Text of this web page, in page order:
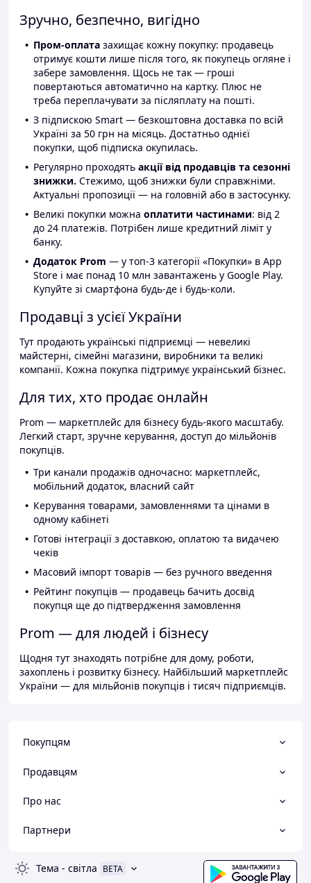
Зручно, безпечно, вигідно
Пром-оплата захищає кожну покупку: продавець
отримує кошти лише після того, як покупець огляне і
забере замовлення. Щось не так — гроші
повертаються автоматично на картку. Плюс не
треба переплачувати за післяплату на пошті.
З підпискою Smart — безкоштовна доставка по всій
Україні за 50 грн на місяць. Достатньо однієї
покупки, щоб підписка окупилась.
Регулярно проходять акції від продавців та сезонні
знижки. Стежимо, щоб знижки були справжніми.
Актуальні пропозиції — на головній або в застосунку.
Великі покупки можна оплатити частинами: від 2
до 24 платежів. Потрібен лише кредитний ліміт у
банку.
Додаток Prom — у топ-3 категорії «Покупки» в App
Store і має понад 10 млн завантажень у Google Play.
Купуйте зі смартфона будь-де і будь-коли.
Продавці з усієї України
Тут продають українські підприємці — невеликі
майстерні, сімейні магазини, виробники та великі
компанії. Кожна покупка підтримує український бізнес.
Для тих, хто продає онлайн
Prom — маркетплейс для бізнесу будь-якого масштабу.
Легкий старт, зручне керування, доступ до мільйонів
покупців.
Три канали продажів одночасно: маркетплейс,
мобільний додаток, власний сайт
Керування товарами, замовленнями та цінами в
одному кабінеті
Готові інтеграції з доставкою, оплатою та видачею
чеків
Масовий імпорт товарів — без ручного введення
Рейтинг покупців — продавець бачить досвід
покупця ще до підтвердження замовлення
Prom — для людей і бізнесу
Щодня тут знаходять потрібне для дому, роботи,
захоплень і розвитку бізнесу. Найбільший маркетплейс
України — для мільйонів покупців і тисяч підприємців.
Покупцям
Продавцям
Про нас
Партнери
Тема - світла BETA